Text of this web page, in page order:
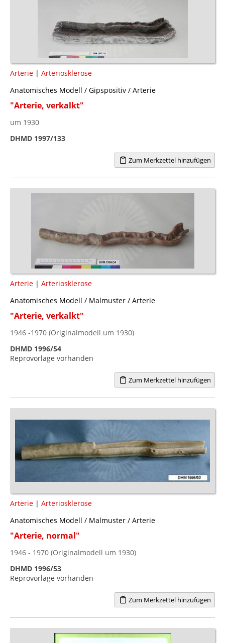
Arterie | Arteriosklerose
Anatomisches Modell / Gipspositiv / Arterie
"Arterie, verkalkt"
um 1930
DHMD 1997/133
Zum Merkzettel hinzufügen
Arterie | Arteriosklerose
Anatomisches Modell / Malmuster / Arterie
"Arterie, verkalkt"
1946 -1970 (Originalmodell um 1930)
DHMD 1996/54
Reprovorlage vorhanden
Zum Merkzettel hinzufügen
Arterie | Arteriosklerose
Anatomisches Modell / Malmuster / Arterie
"Arterie, normal"
1946 - 1970 (Originalmodell um 1930)
DHMD 1996/53
Reprovorlage vorhanden
Zum Merkzettel hinzufügen